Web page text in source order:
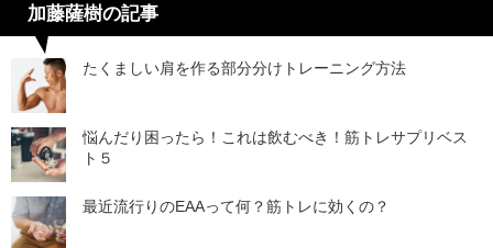
加藤薩樹の記事
たくましい肩を作る部分分けトレーニング方法
悩んだり困ったら！これは飲むべき！筋トレサプリベス
ト５
最近流行りのEAAって何？筋トレに効くの？